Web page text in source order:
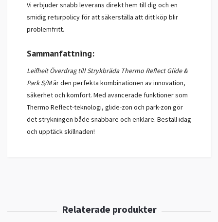
Vi erbjuder snabb leverans direkt hem till dig och en
smidig returpolicy för att säkerställa att ditt köp blir
problemfritt.
Sammanfattning:
Leifheit Överdrag till Strykbräda Thermo Reflect Glide &
Park S/Mär den perfekta kombinationen av innovation,
säkerhet och komfort. Med avancerade funktioner som
Thermo Reflect-teknologi, glide-zon och park-zon gör
det strykningen både snabbare och enklare. Beställ idag
och upptäck skillnaden!